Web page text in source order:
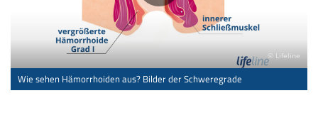
© Lifeline
Wie sehen Hämorrhoiden aus? Bilder der Schweregrade